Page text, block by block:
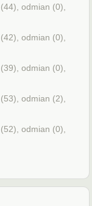
odmian (0),
odmian (0),
odmian (0),
odmian (2),
odmian (0),